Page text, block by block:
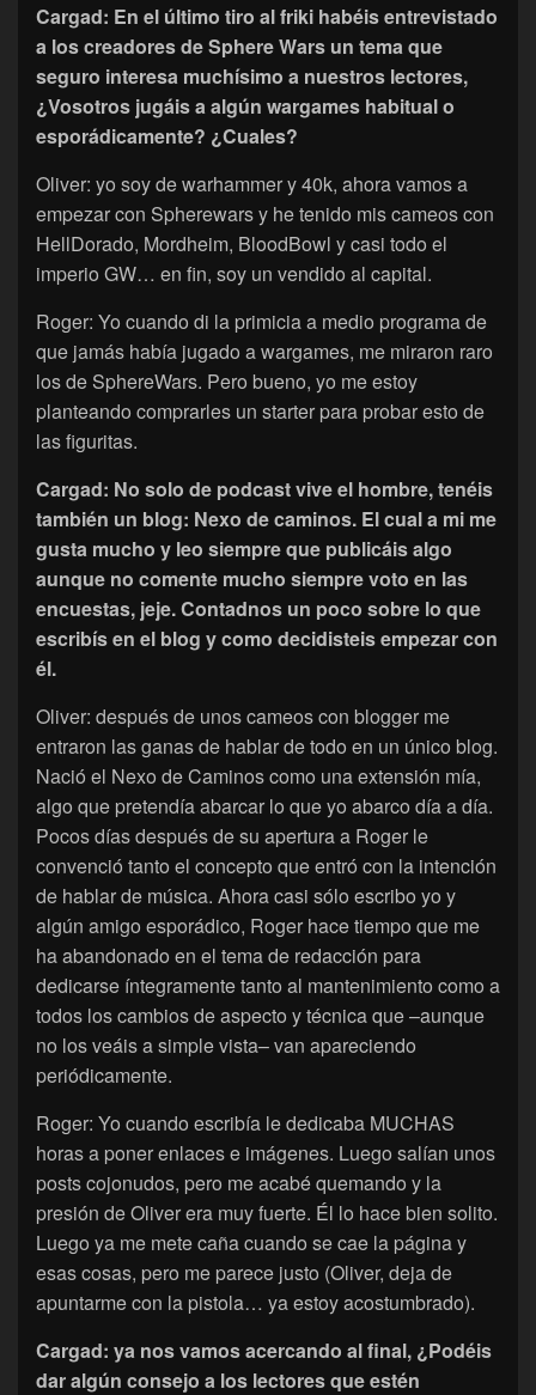
Cargad: En el último tiro al friki habéis entrevistado
a los creadores de Sphere Wars un tema que
seguro interesa muchísimo a nuestros lectores,
¿Vosotros jugáis a algún wargames habitual o
esporádicamente? ¿Cuales?
Oliver: yo soy de warhammer y 40k, ahora vamos a
empezar con Spherewars y he tenido mis cameos con
HellDorado, Mordheim, BloodBowl y casi todo el
imperio GW… en fin, soy un vendido al capital.
Roger: Yo cuando di la primicia a medio programa de
que jamás había jugado a wargames, me miraron raro
los de SphereWars. Pero bueno, yo me estoy
planteando comprarles un starter para probar esto de
las figuritas.
Cargad: No solo de podcast vive el hombre, tenéis
también un blog: Nexo de caminos. El cual a mi me
gusta mucho y leo siempre que publicáis algo
aunque no comente mucho siempre voto en las
encuestas, jeje. Contadnos un poco sobre lo que
escribís en el blog y como decidisteis empezar con
él.
Oliver: después de unos cameos con blogger me
entraron las ganas de hablar de todo en un único blog.
Nació el Nexo de Caminos como una extensión mía,
algo que pretendía abarcar lo que yo abarco día a día.
Pocos días después de su apertura a Roger le
convenció tanto el concepto que entró con la intención
de hablar de música. Ahora casi sólo escribo yo y
algún amigo esporádico, Roger hace tiempo que me
ha abandonado en el tema de redacción para
dedicarse íntegramente tanto al mantenimiento como a
todos los cambios de aspecto y técnica que –aunque
no los veáis a simple vista– van apareciendo
periódicamente.
Roger: Yo cuando escribía le dedicaba MUCHAS
horas a poner enlaces e imágenes. Luego salían unos
posts cojonudos, pero me acabé quemando y la
presión de Oliver era muy fuerte. Él lo hace bien solito.
Luego ya me mete caña cuando se cae la página y
esas cosas, pero me parece justo (Oliver, deja de
apuntarme con la pistola… ya estoy acostumbrado).
Cargad: ya nos vamos acercando al final, ¿Podéis
dar algún consejo a los lectores que estén